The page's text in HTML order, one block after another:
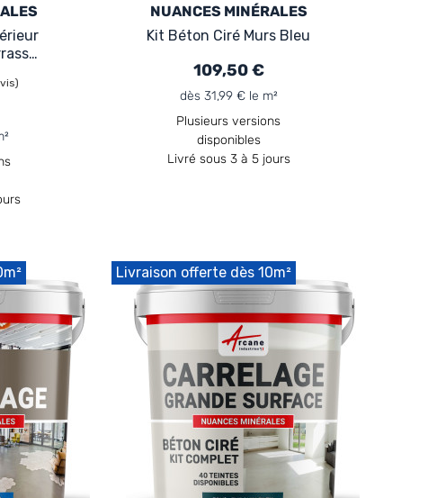
NUANCES MINÉRALES
Kit Béton Ciré Murs Bleu
109,50 €
dès 31,99 € le m²
Plusieurs versions
disponibles
Livré sous 3 à 5 jours
Livraison offerte dès 10m²